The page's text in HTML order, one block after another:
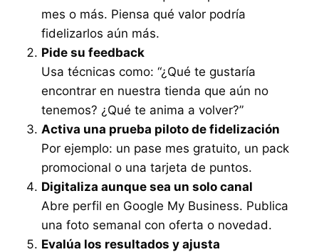
mes o más. Piensa qué valor podría
fidelizarlos aún más.
Pide su feedback
Usa técnicas como: “¿Qué te gustaría
encontrar en nuestra tienda que aún no
tenemos? ¿Qué te anima a volver?”
Activa una prueba piloto de fidelización
Por ejemplo: un pase mes gratuito, un pack
promocional o una tarjeta de puntos.
Digitaliza aunque sea un solo canal
Abre perfil en Google My Business. Publica
una foto semanal con oferta o novedad.
Evalúa los resultados y ajusta